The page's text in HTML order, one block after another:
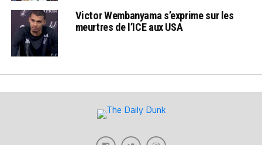
Victor Wembanyama s’exprime sur les
meurtres de l’ICE aux USA